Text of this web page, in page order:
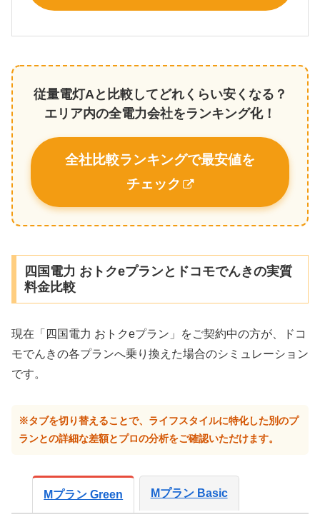
従量電灯Aと比較してどれくらい安くなる？
エリア内の全電力会社をランキング化！
全社比較ランキングで最安値を
チェック
四国電力 おトクeプランとドコモでんきの実質
料金比較
現在「四国電力 おトクeプラン」をご契約中の方が、ドコ
モでんきの各プランへ乗り換えた場合のシミュレーション
です。
※タブを切り替えることで、ライフスタイルに特化した別のプ
ランとの詳細な差額とプロの分析をご確認いただけます。
Mプラン Green Mプラン Basic